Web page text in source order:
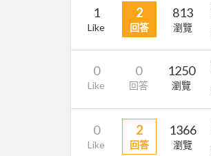
1
Like
2
回答
813
瀏覽
0
Like
0
回答
1250
瀏覽
0
Like
2
回答
1366
瀏覽